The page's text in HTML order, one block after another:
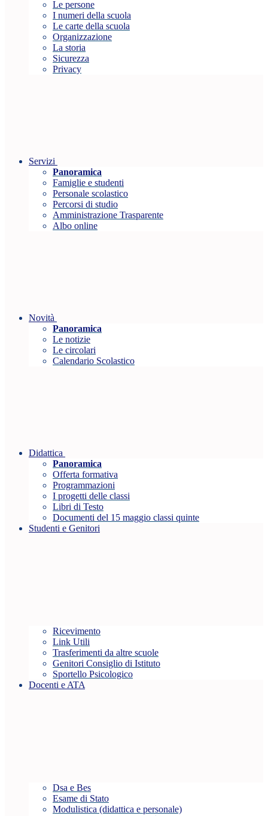
Le persone
I numeri della scuola
Le carte della scuola
Organizzazione
La storia
Sicurezza
Privacy
Servizi
Panoramica
Famiglie e studenti
Personale scolastico
Percorsi di studio
Amministrazione Trasparente
Albo online
Novità
Panoramica
Le notizie
Le circolari
Calendario Scolastico
Didattica
Panoramica
Offerta formativa
Programmazioni
I progetti delle classi
Libri di Testo
Documenti del 15 maggio classi quinte
Studenti e Genitori
Ricevimento
Link Utili
Trasferimenti da altre scuole
Genitori Consiglio di Istituto
Sportello Psicologico
Docenti e ATA
Dsa e Bes
Esame di Stato
Modulistica (didattica e personale)